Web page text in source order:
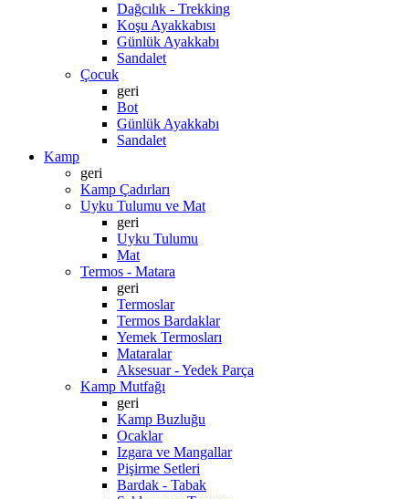
Dağcılık - Trekking
Koşu Ayakkabısı
Günlük Ayakkabı
Sandalet
Çocuk
geri
Bot
Günlük Ayakkabı
Sandalet
Kamp
geri
Kamp Çadırları
Uyku Tulumu ve Mat
geri
Uyku Tulumu
Mat
Termos - Matara
geri
Termoslar
Termos Bardaklar
Yemek Termosları
Mataralar
Aksesuar - Yedek Parça
Kamp Mutfağı
geri
Kamp Buzluğu
Ocaklar
Izgara ve Mangallar
Pişirme Setleri
Bardak - Tabak